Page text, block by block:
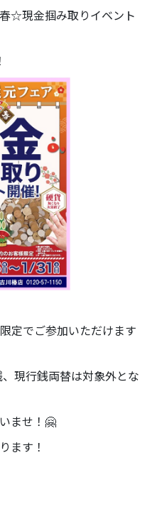
☆現金掴み取りイベント
定でご参加いただけます
現行銭両替は対象外とな
ませ！🤗
ます！